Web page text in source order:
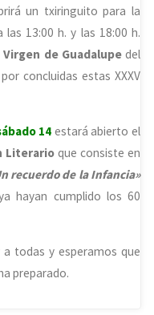
un txiringuito para la
13:00 h. y las 18:00 h.
Virgen de Guadalupedel
concluidas estas XXXV
14 estará abierto el
Literario que consiste en
recuerdo de la Infancia»
hayan cumplido los 60
todas y esperamos que
preparado.